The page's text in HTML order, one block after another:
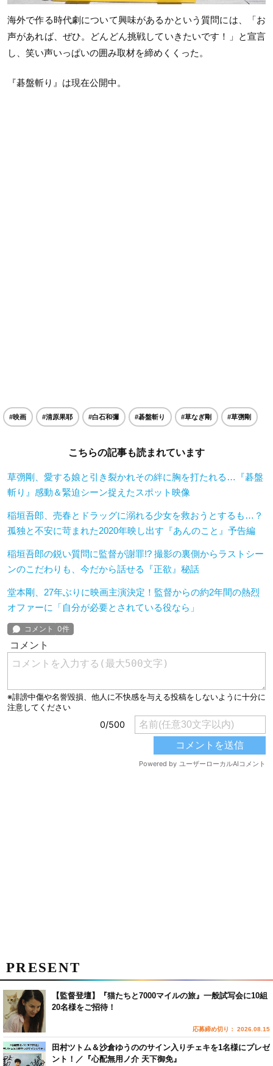
海外で作る時代劇について興味があるかという質問には、「お
声があれば、ぜひ。どんどん挑戦していきたいです！」と宣言
し、笑い声いっぱいの囲み取材を締めくくった。
『碁盤斬り』は現在公開中。
#映画 #清原果耶 #白石和彌 #碁盤斬り #草なぎ剛 #草彅剛
こちらの記事も読まれています
草彅剛、愛する娘と引き裂かれその絆に胸を打たれる…『碁盤
斬り』感動＆緊迫シーン捉えたスポット映像
稲垣吾郎、売春とドラッグに溺れる少女を救おうとするも…？
孤独と不安に苛まれた2020年映し出す『あんのこと』予告編
稲垣吾郎の鋭い質問に監督が謝罪!? 撮影の裏側からラストシー
ンのこだわりも、今だから話せる『正欲』秘話
堂本剛、27年ぶりに映画主演決定！監督からの約2年間の熱烈
オファーに「自分が必要とされている役なら」
PRESENT
【監督登壇】『猫たちと7000マイルの旅』一般試写会に10組
20名様をご招待！
応募締め切り： 2026.08.15
田村ツトム＆沙倉ゆうののサイン入りチェキを1名様にプレゼ
ント！／『心配無用ノ介 天下御免』